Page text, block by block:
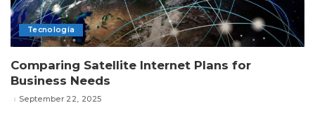
Tecnología
Comparing Satellite Internet Plans for
Business Needs
September 22, 2025